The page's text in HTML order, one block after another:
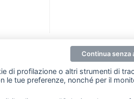
di profilazione o altri strumenti di
le tue preferenze, nonché per il
Continua senza